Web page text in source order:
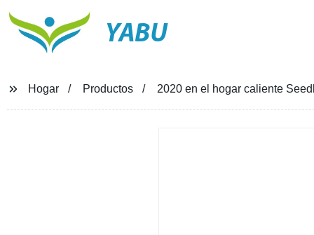
YABU
Hogar Productos 2020 en el hogar caliente